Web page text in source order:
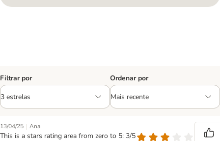
Filtrar por Ordenar por
13/04/25 | Ana
This is a stars rating area from zero to 5: 3/5